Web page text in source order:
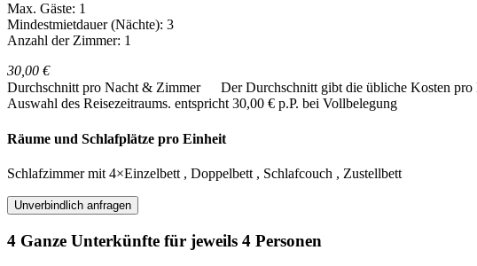
Max. Gäste: 1
Mindestmietdauer (Nächte): 3
Anzahl der Zimmer: 1
30,00 €
Durchschnitt pro Nacht & Zimmer
Der Durchschnitt gibt die übliche Kosten
Auswahl des Reisezeitraums. entspricht 30,00 € p.P. bei Vollbelegung
Räume und Schlafplätze pro Einheit
Schlafzimmermit 4×Einzelbett , Doppelbett , Schlafcouch , Zustellbett
Unverbindlich anfragen
4 Ganze Unterkünfte für jeweils 4 Personen